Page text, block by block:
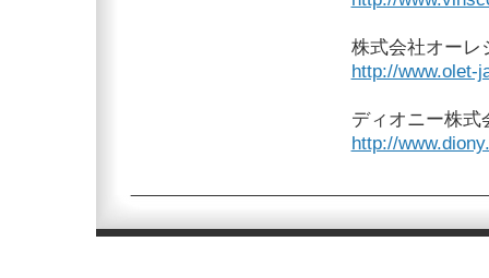
株式会社オーレ
http://www.olet-
ディオニー株式
http://